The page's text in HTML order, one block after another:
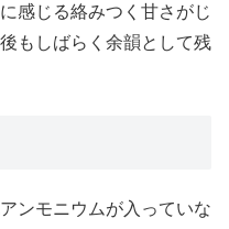
感じる絡みつく甘さがじ
もしばらく余韻として残
ンモニウムが入っていな